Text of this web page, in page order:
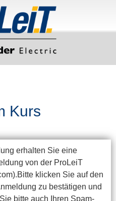
Kurs
erhalten Sie eine
von der ProLeiT
klicken Sie auf den
zu bestätigen und
bitte auch Ihren Spam-